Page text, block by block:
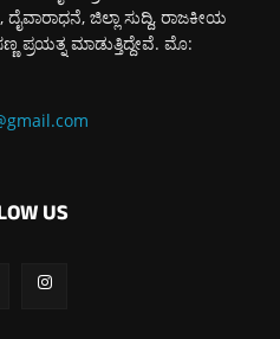
ಜಿಲ್ಲಾ ಸುದ್ದಿ, ರಾಜಕೀಯ
ಪ್ರಯತ್ನ ಮಾಡುತ್ತಿದ್ದೇವೆ. ಮೊ:
US